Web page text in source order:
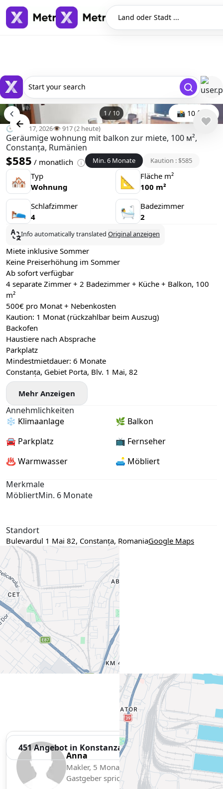
Land oder Stadt ...
Start your search
1 / 10 📸 10 foto
🕒 Mär 17, 2026👁️ 917 (2 heute)
Geräumige wohnung mit balkon zur miete, 100 м²,
Constanța, Rumänien
$585 / monatlich Min. 6 Monate Kaution : $585
🏘 Typ
Wohnung
📐
Fläche m²
100 m²
🛌 Schlafzimmer
4
🛀
Badezimmer
2
Info automatically translated Original anzeigen
Miete inklusive Sommer
Keine Preiserhöhung im Sommer
Ab sofort verfügbar
4 separate Zimmer + 2 Badezimmer + Küche + Balkon, 100
m²
500€ pro Monat + Nebenkosten
Kaution: 1 Monat (rückzahlbar beim Auszug)
Backofen
Haustiere nach Absprache
Parkplatz
Mindestmietdauer: 6 Monate
Constanța, Gebiet Porta, Blv. 1 Mai, 82
Mehr Anzeigen
Annehmlichkeiten
❄️ Klimaanlage
🌿 Balkon
🚘 Parkplatz
📺 Fernseher
♨️ Warmwasser
🛋️ Möbliert
Merkmale
MöbliertMin. 6 Monate
Standort
Bulevardul 1 Mai 82, Constanța, RomaniaGoogle Maps
451 Angebot in Konstanza anzeigen
Anna
Makler, 5 Monate mit XMetr
Gastgeber spricht